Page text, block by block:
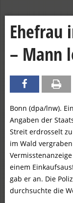
Ehefrau
– Mann
Bonn (dpa/lnw).
Angaben der
Streit erdrosselt
im Wald
einem
gab er an. Die
durchsuchte die